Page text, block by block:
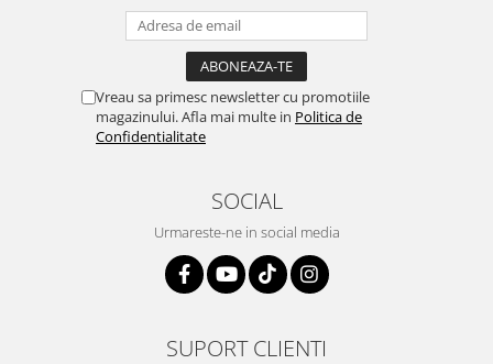
Vreau sa primesc newsletter cu promotiile
magazinului. Afla mai multe in Politica de
Confidentialitate
SOCIAL
Urmareste-ne in social media
SUPORT CLIENTI